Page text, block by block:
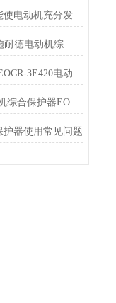
EOCR电动机保护器能使电动机充分发挥过载能力，又能免于损坏
EOCR-3E420-WRZ7施耐德电动机综合保护器选型指南
施耐德南韩益山工厂EOCR-3E420电动机综合保护器
施耐德品牌韩国电动机综合保护器EOCR-3E420-WRZ7简介
护器使用常见问题